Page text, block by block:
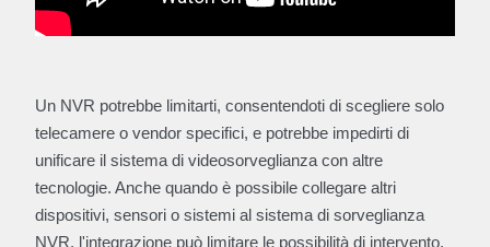
Un NVR potrebbe limitarti, consentendoti di scegliere solo
telecamere o vendor specifici, e potrebbe impedirti di
unificare il sistema di videosorveglianza con altre
tecnologie. Anche quando è possibile collegare altri
dispositivi, sensori o sistemi al sistema di sorveglianza
NVR, l'integrazione può limitare le possibilità di intervento.